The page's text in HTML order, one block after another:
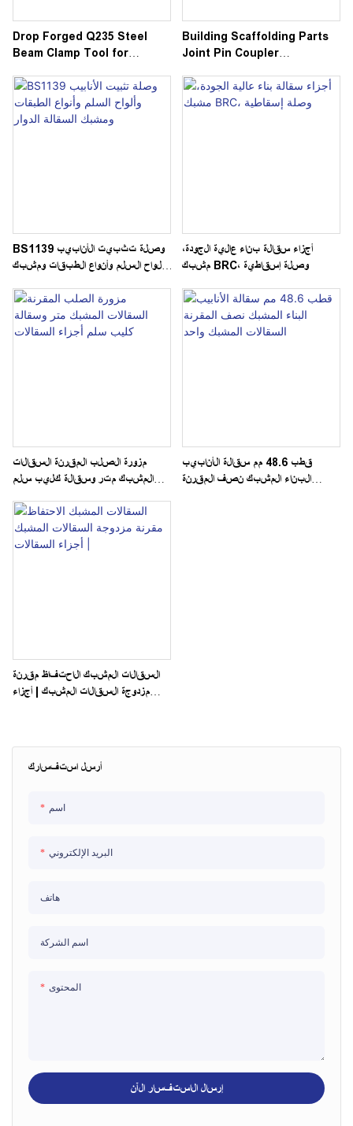
أرسل استفسارك
اسم
البريد الإلكتروني
هاتف
اسم الشركة
المحتوى
إرسال الاستفسار الآن
Drop Forged Q235 Steel
Beam Clamp Tool for
Building Scaffolding Parts
Joint Pin Coupler
48.3mm Pipe Scaffold
BS1139 وصلة تثبيت الأنابيب
وألواح السلم وأنواع الطبقات ومشبك
أجزاء سقالة بناء عالية الجودة،
مشبك BRC، وصلة إسقاطية
مزورة الصلب المقرنة السقالات
المشبك متر وسقالة كليب سلم
قطب 48.6 مم سقالة الأنابيب
البناء المشبك نصف المقرنة
السقالات المشبك الاحتفاظ مقرنة
مزدوجة السقالات المشبك | أجزاء